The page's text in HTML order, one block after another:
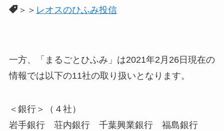
＞＞ レオスのひふみ投信
一方、「まるごとひふみ」は2021年2月26日現在の
情報では以下の11社の取り扱いとなります。
＜銀行＞（４社）
岩手銀行 荘内銀行 千葉興業銀行 福島銀行